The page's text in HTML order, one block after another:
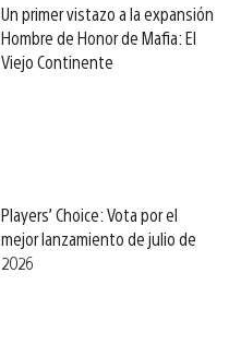
Un primer vistazo a la expansión
Hombre de Honor de Mafia: El
Viejo Continente
Players’ Choice: Vota por el
mejor lanzamiento de julio de
2026